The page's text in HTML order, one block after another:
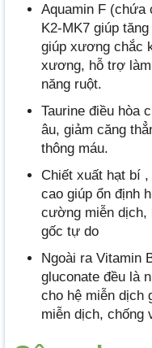
Aquamin F (chứa
K2-MK7 giúp
giúp xương chắc
xương, hỗ trợ
năng ruột.
Taurine điều hòa
âu, giảm căng
thông máu.
Chiết xuất hạt bí
cao giúp ổn định
cường miễn dịch,
gốc tự do
Ngoài ra Vitamin
gluconate đều là
cho hệ miễn dịch
miễn dịch, chống